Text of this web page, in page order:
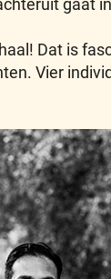
gaat
Dat is
Vier